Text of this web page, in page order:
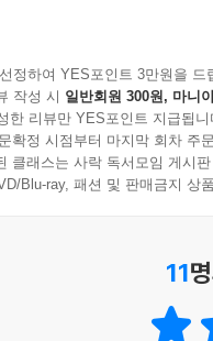
리가 어떻게 행동해야 하
가야 하는지에 대해 스티
미래를 갖고자 한다면 우
바깥의 더 넓은 우주로 눈
도와 연구들은 지금 지구
못하더라도 우주를 향한
정하여 YES포인트 3만원을 드
작성 시 일반회원 300원, 마니
한 리뷰만 YES포인트 지급됩니
확정 시점부터 마지막 회차 주
클래스는 사락 독서모임 게시
Blu-ray, 패션 및 판매금지 상
11